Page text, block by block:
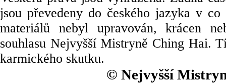
jsou převedeny do českého jazyka v
materiálů nebyl upravován, krácen
souhlasu Nejvyšší Mistryně Ching Hai.
karmického skutku.
© Nejvyšší